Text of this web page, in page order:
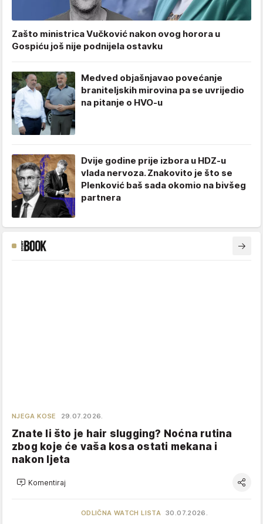
Zašto ministrica Vučković nakon ovog horora u
Gospiću još nije podnijela ostavku
Medved objašnjavao povećanje
braniteljskih mirovina pa se uvrijedio
na pitanje o HVO-u
Dvije godine prije izbora u HDZ-u
vlada nervoza. Znakovito je što se
Plenković baš sada okomio na bivšeg
partnera
NJEGA KOSE 29.07.2026.
Znate li što je hair slugging? Noćna rutina
zbog koje će vaša kosa ostati mekana i
nakon ljeta
Komentiraj
ODLIČNA WATCH LISTA 30.07.2026.